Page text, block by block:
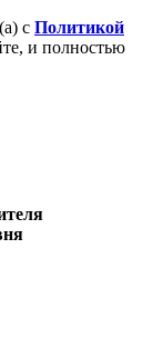
с Политикой
и полностью